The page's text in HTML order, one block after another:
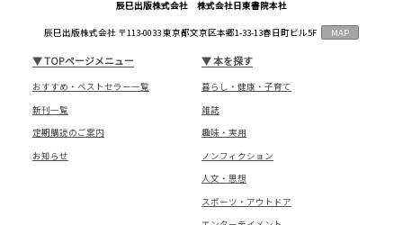
辰巳出版株式会社 株式会社日東書院本社
辰巳出版株式会社 〒113-0033 東京都文京区本郷1-33-13春日町ビル5F MAP
▼TOPページメニュー
おすすめ・ベストセラー一覧
新刊一覧
定期購読のご案内
お知らせ
▼本を探す
暮らし・健康・子育て
雑誌
趣味・実用
ノンフィクション
人文・思想
スポーツ・アウトドア